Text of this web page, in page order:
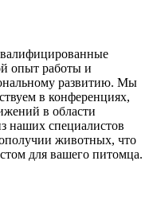
опыт работы и
развитию. Мы
в конференциях,
в области
наших специалистов
животных, что
для вашего питомца.